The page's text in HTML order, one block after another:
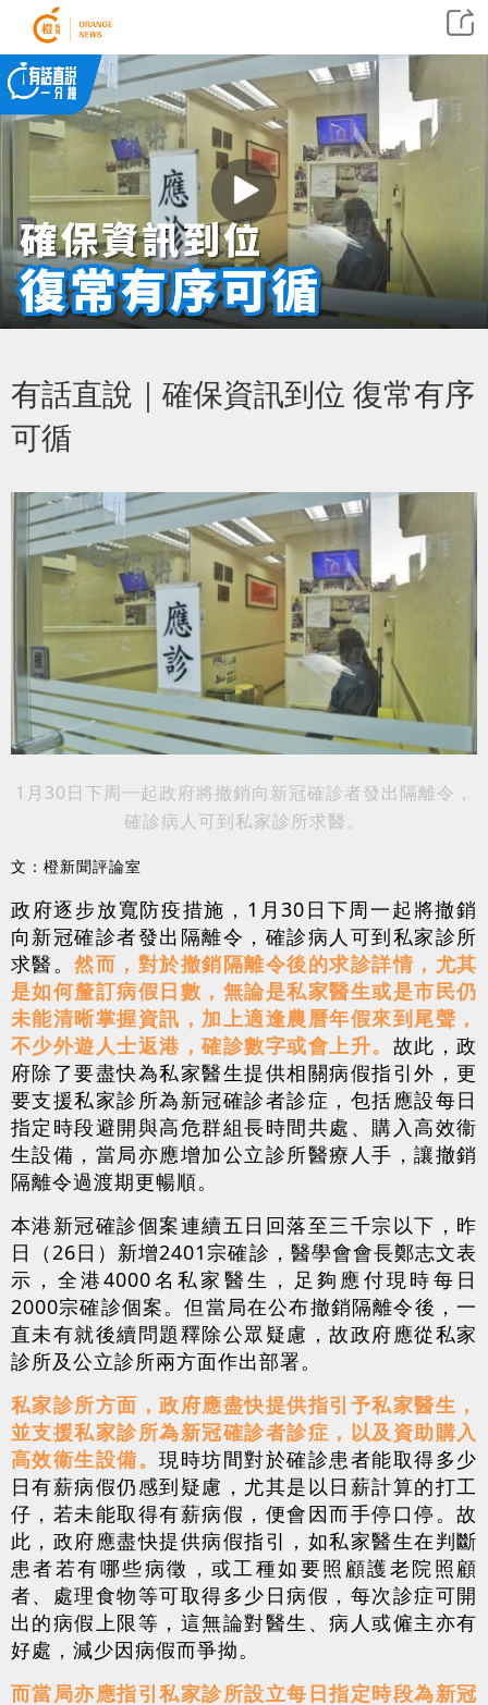
有話直說｜確保資訊到位 復常有序
可循
1月30日下周一起政府將撤銷向新冠確診者發出隔離令，
確診病人可到私家診所求醫。
文：橙新聞評論室
政府逐步放寬防疫措施，1月30日下周一起將撤銷
向新冠確診者發出隔離令，確診病人可到私家診所
求醫。然而，對於撤銷隔離令後的求診詳情，尤其
是如何釐訂病假日數，無論是私家醫生或是市民仍
未能清晰掌握資訊，加上適逢農曆年假來到尾聲，
不少外遊人士返港，確診數字或會上升。 故此，政
府除了要盡快為私家醫生提供相關病假指引外，更
要支援私家診所為新冠確診者診症，包括應設每日
指定時段避開與高危群組長時間共處、購入高效衞
生設備，當局亦應增加公立診所醫療人手，讓撤銷
隔離令過渡期更暢順。
本港新冠確診個案連續五日回落至三千宗以下，昨
日（26日）新增2401宗確診，醫學會會長鄭志文表
示，全港4000名私家醫生，足夠應付現時每日
2000宗確診個案。但當局在公布撤銷隔離令後，一
直未有就後續問題釋除公眾疑慮，故政府應從私家
診所及公立診所兩方面作出部署。
私家診所方面，政府應盡快提供指引予私家醫生，
並支援私家診所為新冠確診者診症，以及資助購入
高效衞生設備。現時坊間對於確診患者能取得多少
日有薪病假仍感到疑慮，尤其是以日薪計算的打工
仔，若未能取得有薪病假，便會因而手停口停。故
此，政府應盡快提供病假指引，如私家醫生在判斷
患者若有哪些病徵，或工種如要照顧護老院照顧
者、處理食物等可取得多少日病假，每次診症可開
出的病假上限等，這無論對醫生、病人或僱主亦有
好處，減少因病假而爭拗。
而當局亦應指引私家診所設立每日指定時段為新冠